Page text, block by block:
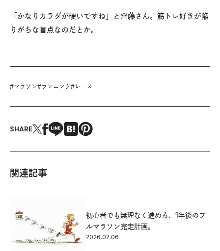
「かなりカラダが硬いですね」と齊藤さん。筋トレ好きが陥
りがちな盲点なのだとか。
#マラソン#ランニング# レース
SHARE
関連記事
初心者でも無理なく進める、1年後のフ
ルマラソン完走計画。
2026.02.06